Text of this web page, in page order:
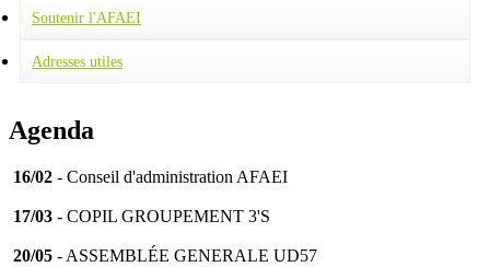
Judo
Équitation
Soutenir l'AFAEI
Adresses utiles
Agenda
16/02 - Conseil d'administration AFAEI
17/03 - COPIL GROUPEMENT 3'S
20/05 - ASSEMBLÉE GENERALE UD57